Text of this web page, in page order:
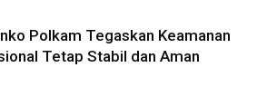
Polkam Tegaskan Keamanan
Tetap Stabil dan Aman